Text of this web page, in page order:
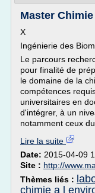
Master
X
Ingénierie des
Le parcours
pour finalité de
le domaine de la
compétences
universitaires en
d'intégrer, à un
notamment ceux
Lire la suite
Date: 2015-04-09
Site : http://
Thèmes liés :
chimie a l